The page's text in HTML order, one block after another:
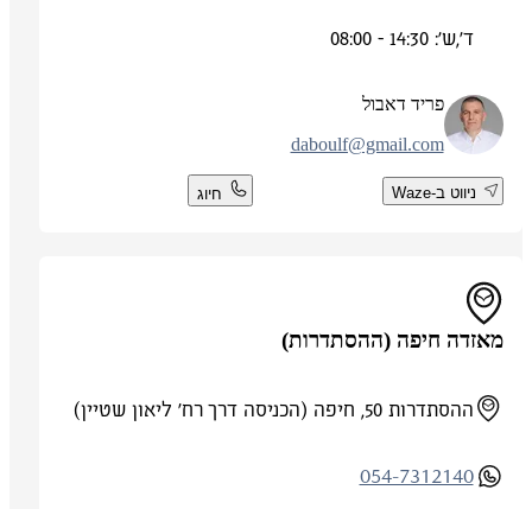
ד',ש': 14:30 - 08:00
פריד דאבול
daboulf@gmail.com
ניווט ב-Waze חיוג
מאזדה חיפה (ההסתדרות)
ההסתדרות 50, חיפה (הכניסה דרך רח' ליאון שטיין)
054-7312140